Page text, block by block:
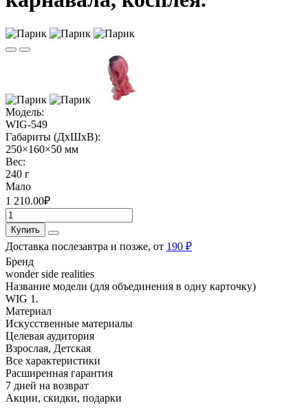
Модель:
WIG-549
Габариты (ДхШхВ):
250×160×50 мм
Вес:
240 г
Мало
1 210.00₽
Купить
Доставка послезавтра и позже, от 190 ₽
Бренд
wonder side realities
Название модели (для объединения в одну карточку)
WIG 1.
Материал
Искусственные материалы
Целевая аудитория
Взрослая, Детская
Все характеристики
Расширенная гарантия
7 дней на возврат
Акции, скидки, подарки